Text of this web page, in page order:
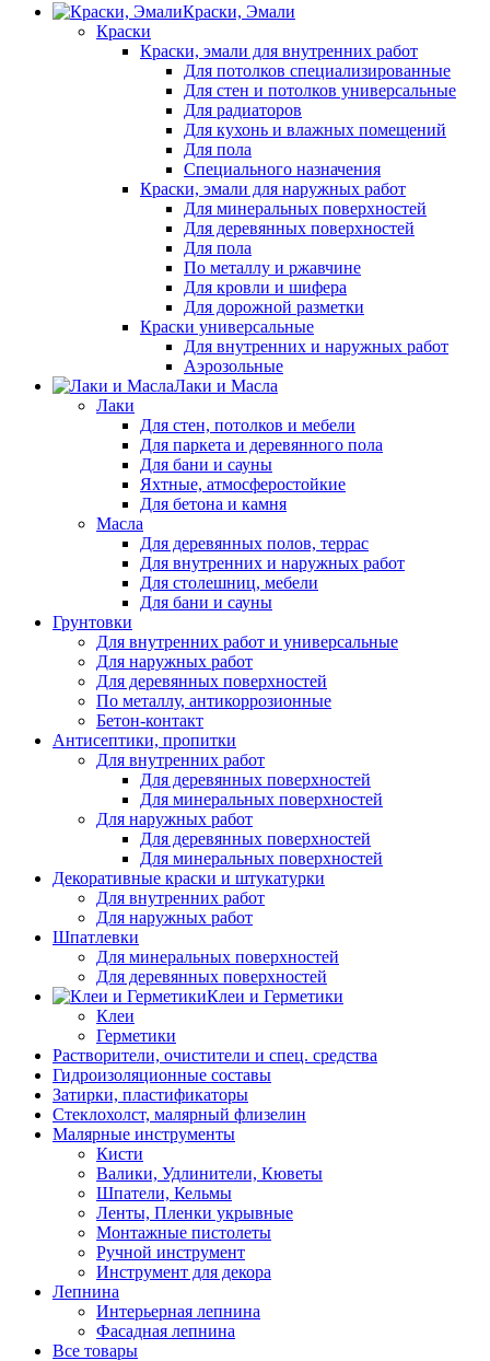
Краски, Эмали
Краски
Краски, эмали для внутренних работ
Для потолков специализированные
Для стен и потолков универсальные
Для радиаторов
Для кухонь и влажных помещений
Для пола
Специального назначения
Краски, эмали для наружных работ
Для минеральных поверхностей
Для деревянных поверхностей
Для пола
По металлу и ржавчине
Для кровли и шифера
Для дорожной разметки
Краски универсальные
Для внутренних и наружных работ
Аэрозольные
Лаки и Масла
Лаки
Для стен, потолков и мебели
Для паркета и деревянного пола
Для бани и сауны
Яхтные, атмосферостойкие
Для бетона и камня
Масла
Для деревянных полов, террас
Для внутренних и наружных работ
Для столешниц, мебели
Для бани и сауны
Грунтовки
Для внутренних работ и универсальные
Для наружных работ
Для деревянных поверхностей
По металлу, антикоррозионные
Бетон-контакт
Антисептики, пропитки
Для внутренних работ
Для деревянных поверхностей
Для минеральных поверхностей
Для наружных работ
Для деревянных поверхностей
Для минеральных поверхностей
Декоративные краски и штукатурки
Для внутренних работ
Для наружных работ
Шпатлевки
Для минеральных поверхностей
Для деревянных поверхностей
Клеи и Герметики
Клеи
Герметики
Растворители, очистители и спец. средства
Гидроизоляционные составы
Затирки, пластификаторы
Стеклохолст, малярный флизелин
Малярные инструменты
Кисти
Валики, Удлинители, Кюветы
Шпатели, Кельмы
Ленты, Пленки укрывные
Монтажные пистолеты
Ручной инструмент
Инструмент для декора
Лепнина
Интерьерная лепнина
Фасадная лепнина
Все товары